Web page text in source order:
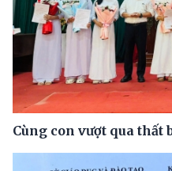
Cùng con vượt qua thất